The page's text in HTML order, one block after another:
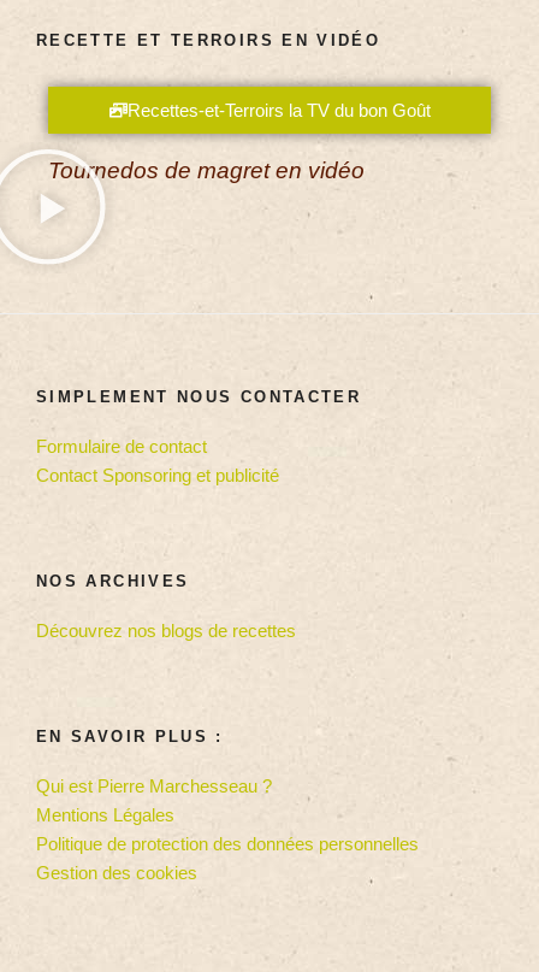
RECETTE ET TERROIRS EN VIDÉO
Recettes-et-Terroirs la TV du bon Goût
Tournedos de magret en vidéo
SIMPLEMENT NOUS CONTACTER
Formulaire de contact
Contact Sponsoring et publicité
NOS ARCHIVES
Découvrez nos blogs de recettes
EN SAVOIR PLUS :
Qui est Pierre Marchesseau ?
Mentions Légales
Politique de protection des données personnelles
Gestion des cookies